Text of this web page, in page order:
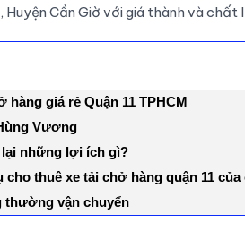
Huyện Cần Giờ với giá thành và
hàng giá rẻ Quận 11 TPHCM
Vương
những lợi ích gì?
cho thuê xe tải chở hàng quận 11
thường vận chuyển